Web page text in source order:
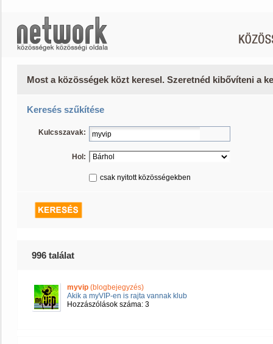
Most a közösségek közt keresel. Szeretnéd kibővíteni a
Keresés szűkítése
Kulcsszavak:
Hol:
csak nyitott közösségekben
996 találat
myvip (blogbejegyzés)
Akik a myVIP-en is rajta vannak klub
Hozzászólások száma: 3